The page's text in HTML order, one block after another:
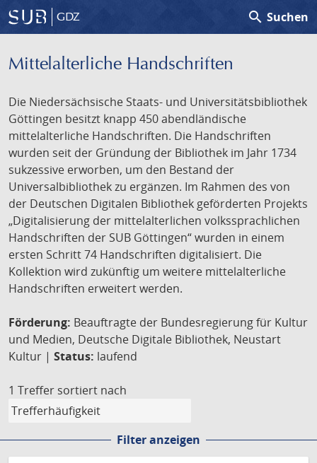
GDZ search Suchen
Mittelalterliche Handschriften
Die Niedersächsische Staats- und Universitätsbibliothek
Göttingen besitzt knapp 450 abendländische
mittelalterliche Handschriften. Die Handschriften
wurden seit der Gründung der Bibliothek im Jahr 1734
sukzessive erworben, um den Bestand der
Universalbibliothek zu ergänzen. Im Rahmen des von
der Deutschen Digitalen Bibliothek geförderten Projekts
„Digitalisierung der mittelalterlichen volkssprachlichen
Handschriften der SUB Göttingen“ wurden in einem
ersten Schritt 74 Handschriften digitalisiert. Die
Kollektion wird zukünftig um weitere mittelalterliche
Handschriften erweitert werden.
Förderung: Beauftragte der Bundesregierung für Kultur
und Medien, Deutsche Digitale Bibliothek, Neustart
Kultur | Status: laufend
1 Treffer sortiert nach
Filter anzeigen